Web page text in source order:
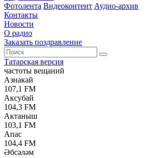
Фотолента Видеоконтент Аудио-архив
Контакты
Новости
О радио
Заказать поздравление
Татарская версия
частоты вещаний
Азнакай
107,1 FM
Аксубай
104,3 FM
Актаныш
103,1 FM
Апас
104,4 FM
Әбсәләм